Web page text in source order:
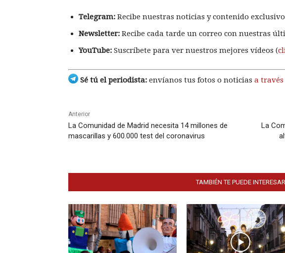
Telegram: Recibe nuestras noticias y contenido
Newsletter: Recibe cada tarde un correo con nuestras
YouTube: Suscríbete para ver nuestros mejores vídeos (
Sé tú el periodista: envíanos tus fotos o noticias a
Anterior
La Comunidad de Madrid necesita 14 millones de
mascarillas y 600.000 test del coronavirus
La
TAMBIÉN TE PUEDE INTERESAR